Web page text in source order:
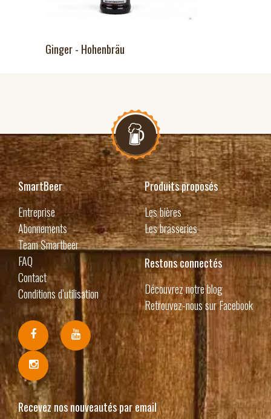
Ginger - Hohenbräu
SmartBeer
Entreprise
Abonnements
Team Smartbeer
FAQ
Contact
Conditions d’utilisation
Produits proposés
Les bières
Les brasseries
Restons connectés
Découvrez notre blog
Retrouvez-nous sur Facebook
Recevez nos nouveautés par email